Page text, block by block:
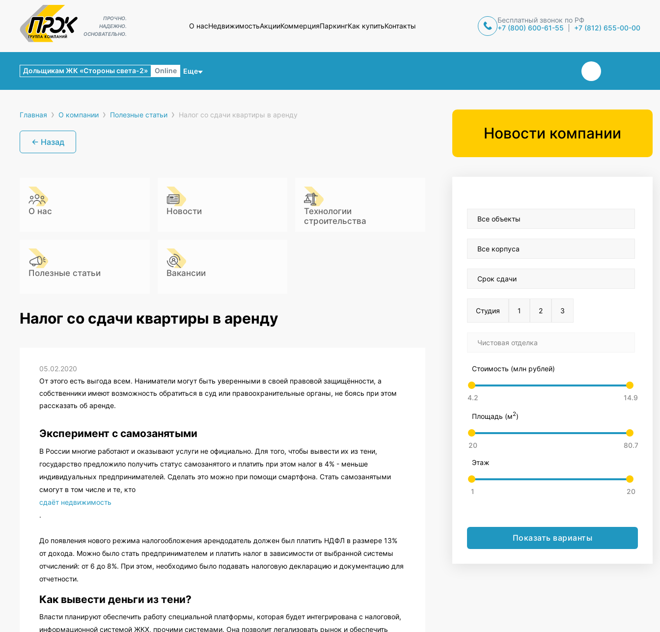
ПРОЧНО.
НАДЕЖНО.
ОСНОВАТЕЛЬНО.
О насНедвижимостьАкцииКоммерцияПаркингКак купитьКонтакты
Бесплатный звонок по РФ
+7 (800) 600-61-55
+7 (812) 655-00-00
Еще
Дольщикам ЖК «Стороны света-2» Online
Главная › О компании › Полезные статьи › Налог со сдачи квартиры в аренду
← Назад
О нас Новости
Технологии
строительства
Полезные статьи Вакансии
Налог со сдачи квартиры в аренду
05.02.2020
От этого есть выгода всем. Наниматели могут быть уверенными в своей правовой защищённости, а
собственники имеют возможность обратиться в суд или правоохранительные органы, не боясь при этом
рассказать об аренде.
Эксперимент с самозанятыми
В России многие работают и оказывают услуги не официально. Для того, чтобы вывести их из тени,
государство предложило получить статус самозанятого и платить при этом налог в 4% - меньше
индивидуальных предпринимателей. Сделать это можно при помощи смартфона. Стать самозанятыми
смогут в том числе и те, кто
сдаёт недвижимость
.
До появления нового режима налогообложения арендодатель должен был платить НДФЛ в размере 13%
от дохода. Можно было стать предпринимателем и платить налог в зависимости от выбранной системы
отчислений: от 6 до 8%. При этом, необходимо было подавать налоговую декларацию и документацию для
отчетности.
Как вывести деньги из тени?
Власти планируют обеспечить работу специальной платформы, которая будет интегрирована с налоговой,
информационной системой ЖКХ, прочими системами. Она позволит легализовать рынок и обеспечить
Новости компании
Все объекты
Все корпуса
Срок сдачи
Студия 1 2 3
Чистовая отделка
Стоимость (млн рублей)
Площадь (м2)
Этаж
Показать варианты